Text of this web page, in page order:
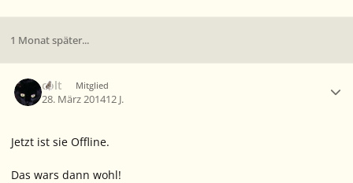
1 Monat später...
colt Mitglied
28. März 201412 J.
Jetzt ist sie Offline.
Das wars dann wohl!